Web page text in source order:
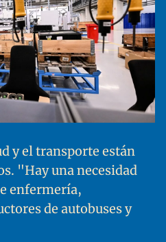
y el transporte están
"Hay una necesidad
enfermería,
de autobuses y